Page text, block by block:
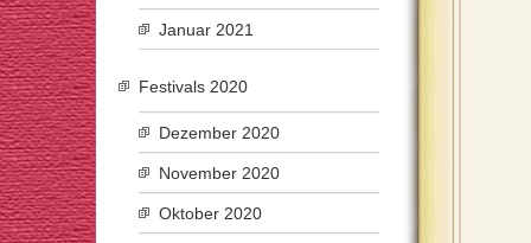
Januar 2021
Festivals 2020
Dezember 2020
November 2020
Oktober 2020